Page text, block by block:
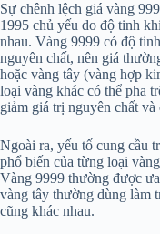
Sự chênh lệch giá vàng
1995 chủ yếu do độ tinh
nhau. Vàng 9999 có độ
nguyên chất, nên giá
hoặc vàng tây (vàng hợp
loại vàng khác có thể pha
giảm giá trị nguyên chất
Ngoài ra, yếu tố cung cầu
phổ biến của từng loại
Vàng 9999 thường được
vàng tây thường dùng làm
cũng khác nhau.